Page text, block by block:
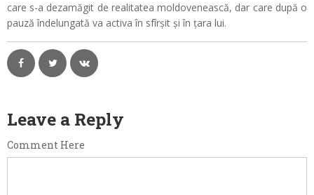
care s-a dezamăgit de realitatea moldovenească, dar care după o
pauză îndelungată va activa în sfîrșit și în țara lui.
Leave a Reply
Comment Here